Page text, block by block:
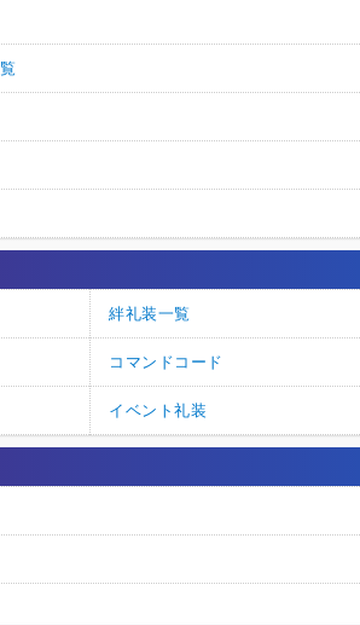
絆礼装一覧
コマンドコード
イベント礼装